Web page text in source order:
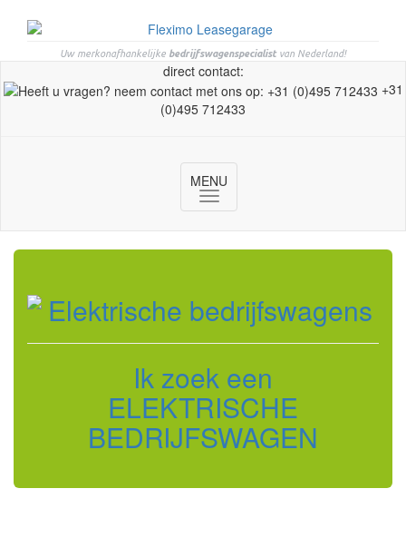
Uw merkonafhankelijke bedrijfswagenspecialistvan Nederland!
direct contact:
+31
(0)495 712433
MENU
Toggle
navigation
Ik zoek een
ELEKTRISCHE
BEDRIJFSWAGEN